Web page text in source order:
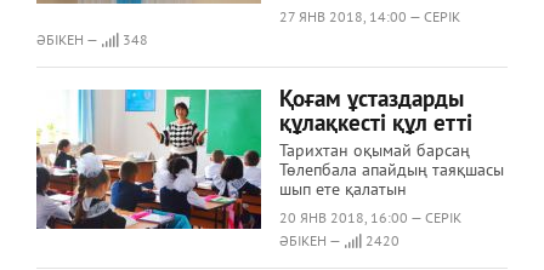
27 ЯНВ 2018, 14:00 — СЕРІК
ӘБІКЕН —
348
Қоғам ұстаздарды
құлақкесті құл етті
Тарихтан оқымай барсаң
Төлепбала апайдың таяқшасы
шып ете қалатын
20 ЯНВ 2018, 16:00 — СЕРІК
ӘБІКЕН —
2420